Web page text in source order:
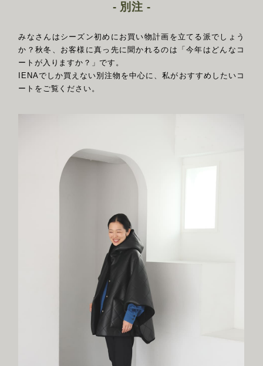
- 別注 -
みなさんはシーズン初めにお買い物計画を立てる派でしょう
か？秋冬、お客様に真っ先に聞かれるのは「今年はどんなコ
ートが入りますか？」です。
IENAでしか買えない別注物を中心に、私がおすすめしたいコ
ートをご覧ください。